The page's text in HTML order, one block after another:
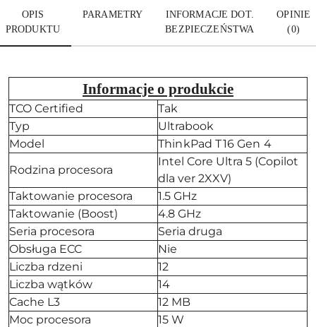
OPIS
PRODUKTU
PARAMETRY
INFORMACJE DOT.
BEZPIECZEŃSTWA
OPINIE
(0)
Informacje o produkcie
TCO Certified
Tak
Typ
Ultrabook
Model
ThinkPad T16 Gen 4
Rodzina procesora
Intel Core Ultra 5 (Copilot
dla ver 2XXV)
Taktowanie procesora
1.5 GHz
Taktowanie (Boost)
4.8 GHz
Seria procesora
Seria druga
Obsługa ECC
Nie
Liczba rdzeni
12
Liczba wątków
14
Cache L3
12 MB
Moc procesora
15 W